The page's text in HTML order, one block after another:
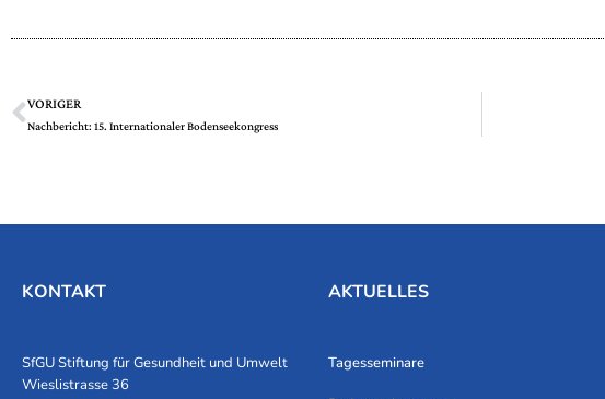
VORIGER
Nachbericht: 15. Internationaler Bodenseekongress
KONTAKT
SfGU Stiftung für Gesundheit und Umwelt
Wieslistrasse 36
AKTUELLES
Tagesseminare